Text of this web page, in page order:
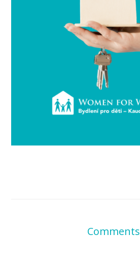
Comments